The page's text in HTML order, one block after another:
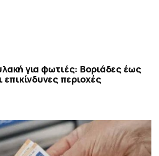
για φωτιές: Βοριάδες έως
περιοχές